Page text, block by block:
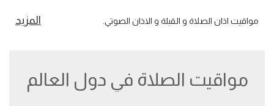
مواقيت اذان الصلاة و القبلة و الاذان الصوتي. المزيد
مواقيت الصلاة في دول العالم